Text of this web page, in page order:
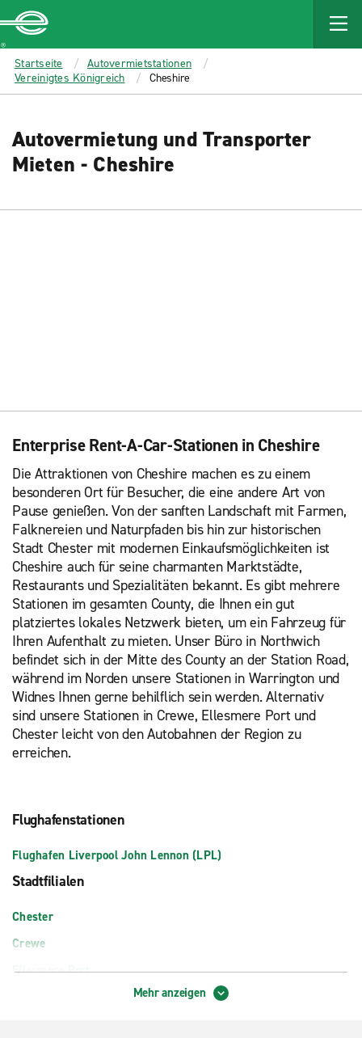
MAIN
CONTENT
Enterprise
Startseite
Autovermietstationen
Vereinigtes Königreich
Cheshire
Autovermietung und Transporter
Mieten - Cheshire
Enterprise Rent-A-Car-Stationen in Cheshire
Die Attraktionen von Cheshire machen es zu einem
besonderen Ort für Besucher, die eine andere Art von
Pause genießen. Von der sanften Landschaft mit Farmen,
Falknereien und Naturpfaden bis hin zur historischen
Stadt Chester mit modernen Einkaufsmöglichkeiten ist
Cheshire auch für seine charmanten Marktstädte,
Restaurants und Spezialitäten bekannt. Es gibt mehrere
Stationen im gesamten County, die Ihnen ein gut
platziertes lokales Netzwerk bieten, um ein Fahrzeug für
Ihren Aufenthalt zu mieten. Unser Büro in Northwich
befindet sich in der Mitte des County an der Station Road,
während im Norden unsere Stationen in Warrington und
Widnes Ihnen gerne behilflich sein werden. Alternativ
sind unsere Stationen in Crewe, Ellesmere Port und
Chester leicht von den Autobahnen der Region zu
erreichen.
Flughafenstationen
Flughafen Liverpool John Lennon (LPL)
Stadtfilialen
Chester
Crewe
Ellesmere Port
Mehr anzeigen